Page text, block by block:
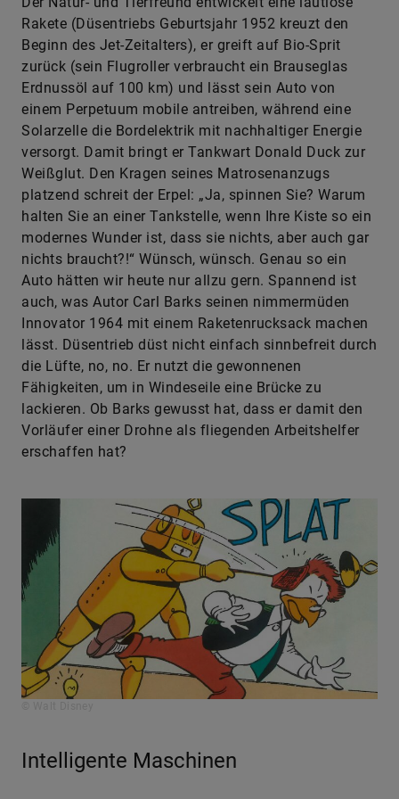
Rakete (Düsentriebs Geburtsjahr 1952 kreuzt den
Beginn des Jet-Zeitalters), er greift auf Bio-Sprit
zurück (sein Flugroller verbraucht ein Brauseglas
Erdnussöl auf 100 km) und lässt sein Auto von
einem Perpetuum mobile antreiben, während eine
Solarzelle die Bordelektrik mit nachhaltiger Energie
versorgt. Damit bringt er Tankwart Donald Duck zur
Weißglut. Den Kragen seines Matrosenanzugs
platzend schreit der Erpel: „Ja, spinnen Sie? ­Warum
halten Sie an einer Tankstelle, wenn Ihre Kiste so ein
modernes Wunder ist, dass sie nichts, aber auch gar
nichts braucht?!“ Wünsch, wünsch. Genau so ein
Auto hätten wir heute nur allzu gern. Spannend ist
auch, was Autor Carl Barks seinen nimmermüden
Innovator 1964 mit einem Raketenrucksack machen
lässt. Düsentrieb düst nicht einfach sinnbefreit durch
die Lüfte, no, no. Er nutzt die gewonnenen
Fähigkeiten, um in Windeseile eine Brücke zu
lackieren. Ob Barks gewusst hat, dass er damit den
Vorläufer einer Drohne als fliegenden Arbeitshelfer
erschaffen hat?
Intelligente Maschinen